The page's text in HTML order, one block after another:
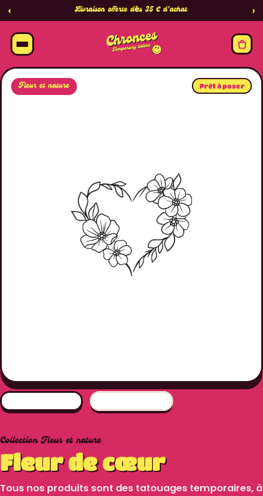
‹ Livraison offerte dès 35 € d’achat ›
Fleur et nature Prêt à poser
Collection Fleur et nature
Fleur de cœur
Tous nos produits sont des tatouages temporaires, à